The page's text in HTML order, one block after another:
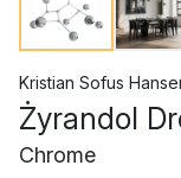
Kristian Sofus
Żyrandol
Chrome